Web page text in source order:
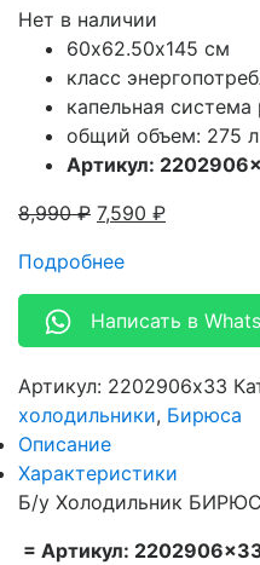
Нет в наличии
60х62.50х145 см
класс
капельная
общий объем: 275 л
Артикул:
8,990₽ 7,590 ₽
Подробнее
Написать в
Артикул: 2202906x33
холодильники, Бирюса
Описание
Характеристики
Б/у Холодильник
= Артикул: